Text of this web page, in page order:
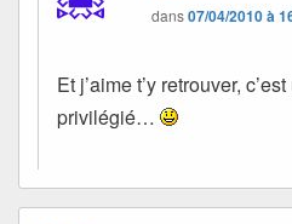
dans07/04/2010 à
Et j’aime t’y retrouver,
privilégié…